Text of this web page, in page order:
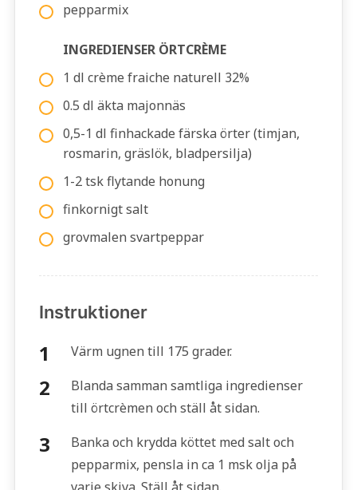
pepparmix
INGREDIENSER ÖRTCRÈME
1 dl crème fraiche naturell 32%
0.5 dl äkta majonnäs
0,5-1 dl finhackade färska örter (timjan,
rosmarin, gräslök, bladpersilja)
1-2 tsk flytande honung
finkornigt salt
grovmalen svartpeppar
Instruktioner
Värm ugnen till 175 grader.
Blanda samman samtliga ingredienser
till örtcrèmen och ställ åt sidan.
Banka och krydda köttet med salt och
pepparmix, pensla in ca 1 msk olja på